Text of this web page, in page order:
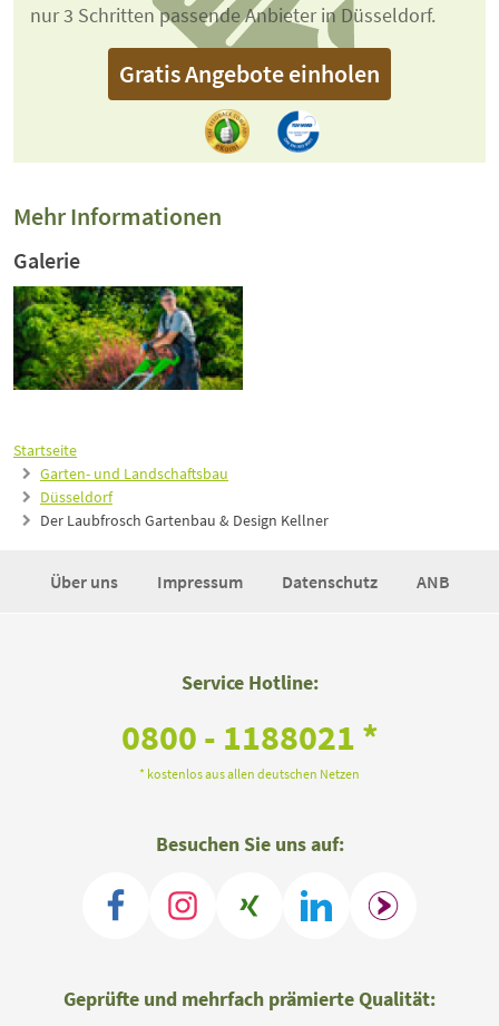
Startseite
Garten- und Landschaftsbau
Düsseldorf
Der Laubfrosch Gartenbau & Design Kellner
nur 3 Schritten passende Anbieter in Düsseldorf.
Gratis Angebote einholen
Mehr Informationen
Galerie
Über uns Impressum Datenschutz ANB
Service Hotline:
0800 - 1188021 *
* kostenlos aus allen deutschen Netzen
Besuchen Sie uns auf:
Geprüfte und mehrfach prämierte Qualität: